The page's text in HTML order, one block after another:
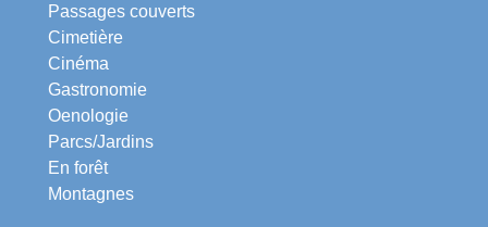
Passages couverts
Cimetière
Cinéma
Gastronomie
Oenologie
Parcs/Jardins
En forêt
Montagnes